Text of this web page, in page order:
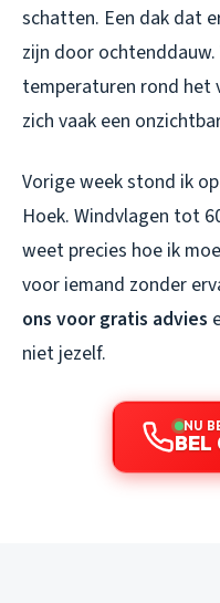
schatten. Een dak dat
zijn door
temperaturen rond het
zich vaak een
Vorige week stond ik
Hoek. Windvlagen tot
weet precies hoe ik
voor iemand zonder
ons voor gratis advies
niet jezelf.
NU
BEL